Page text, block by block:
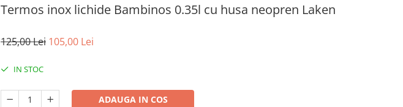
Termos inox lichide Bambinos 0.35l cu husa neopren Laken
125,00 Lei 105,00 Lei
IN STOC
ADAUGA IN COS